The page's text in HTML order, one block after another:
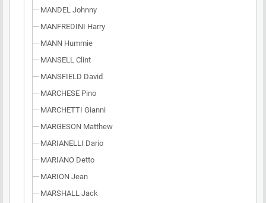
MANDEL Johnny
MANFREDINI Harry
MANN Hummie
MANSELL Clint
MANSFIELD David
MARCHESE Pino
MARCHETTI Gianni
MARGESON Matthew
MARIANELLI Dario
MARIANO Detto
MARION Jean
MARSHALL Jack